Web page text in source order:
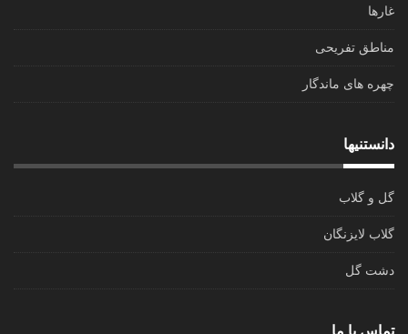
غارها
مناطق تفریحی
چهره های ماندگار
دانستنیها
گل و گلاب
گلاب لایزنگان
دشت گل
تماس با ما